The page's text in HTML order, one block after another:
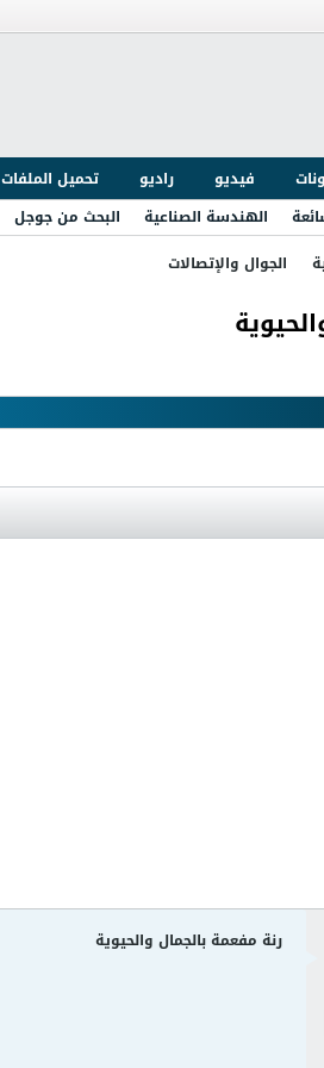
فيديو راديو تحميل الملفات
الهندسة الصناعية
البحث من جوجل
رنة مفعمة بالجمال والحيوية
12-21-2011, 12:06 AM